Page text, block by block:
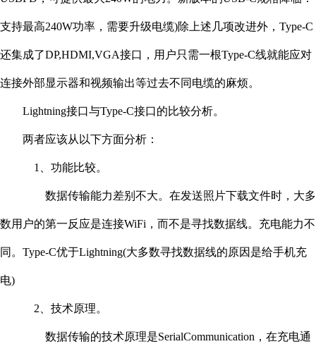
支持最高240W功率，需要升级电缆)除上述几项改进外，Type-C
还集成了DP,HDMI,VGA接口，用户只需一根Type-C线就能应对
连接外部显示器和视频输出等过去不同电缆的麻烦。
Lightning接口与Type-C接口的比较分析。
两者应该从以下方面分析：
1、功能比较。
数据传输能力差别不大。在发送照片下载文件时，大多
数用户的第一反应是连接WiFi，而不是寻找数据线。充电能力不
同。Type-C优于Lightning(大多数寻找数据线的原因是给手机充
电)
2、技术原理。
数据传输的技术原理是SerialCommunication，在充电通